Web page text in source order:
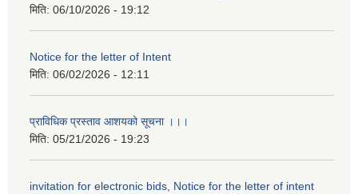
मिति: 06/10/2026 - 19:12
Notice for the letter of Intent
मिति: 06/02/2026 - 12:11
प्राविधिक प्रस्ताव आशयको सूचना ।।।
मिति: 05/21/2026 - 19:23
invitation for electronic bids, Notice for the letter of intent